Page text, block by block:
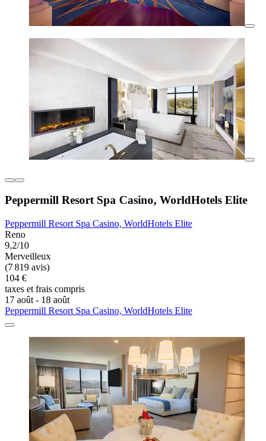
Peppermill Resort Spa Casino, WorldHotels Elite
Peppermill Resort Spa Casino, WorldHotels Elite
Reno
9,2/10
Merveilleux
(7 819 avis)
104 €
taxes et frais compris
17 août - 18 août
Peppermill Resort Spa Casino, WorldHotels Elite